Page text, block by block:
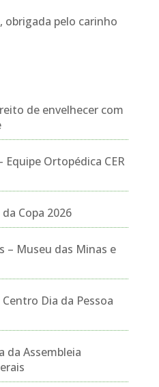
obrigada pelo carinho
de envelhecer com
Equipe Ortopédica CER
Copa 2026
– Museu das Minas e
Dia da Pessoa
da Assembleia